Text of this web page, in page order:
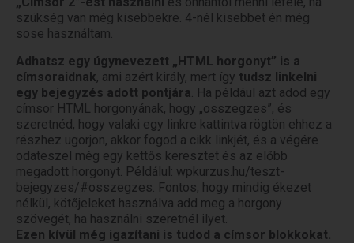
szükség van még kisebbekre. 4-nél kisebbet én még
sose használtam.
Adhatsz egy úgynevezett „HTML horgonyt” is a
címsoraidnak, ami azért király, mert így tudsz linkelni
egy bejegyzés adott pontjára . Ha például azt adod egy
címsor HTML horgonyának, hogy „osszegzes”, és
szeretnéd, hogy valaki egy linkre kattintva rögtön ehhez a
részhez ugorjon, akkor fogod a cikk linkjét, és a végére
odateszel még egy kettős keresztet és az előbb
megadott horgonyt. Példálul: wpkurzus.hu/teszt-
bejegyzes/#osszegzes. Fontos, hogy mindig ékezet
nélkül, kötőjeleket használva add meg a horgony
szövegét, ha használni szeretnél ilyet.
Ezen kívül még igazítani is tudod a címsor blokkokat.